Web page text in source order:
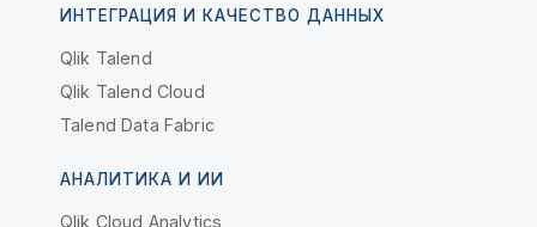
ИНТЕГРАЦИЯ И КАЧЕСТВО ДАННЫХ
Qlik Talend
Qlik Talend Cloud
Talend Data Fabric
АНАЛИТИКА И ИИ
Qlik Cloud Analytics